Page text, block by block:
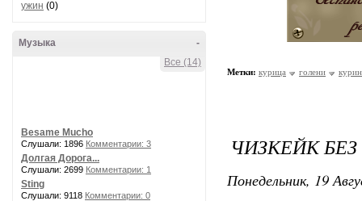
ужин (0)
-
Музыка
Все (14)
Besame Mucho
Слушали: 1896 Комментарии: 3
Долгая Дорога...
Слушали: 2699 Комментарии: 1
Sting
Слушали: 9118 Комментарии: 0
Метки: курица голени
ЧИЗКЕЙК
Понедельник, 19